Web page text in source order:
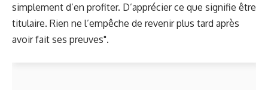
simplement d’en profiter. D’apprécier ce que signifie être
titulaire. Rien ne l’empêche de revenir plus tard après
avoir fait ses preuves".